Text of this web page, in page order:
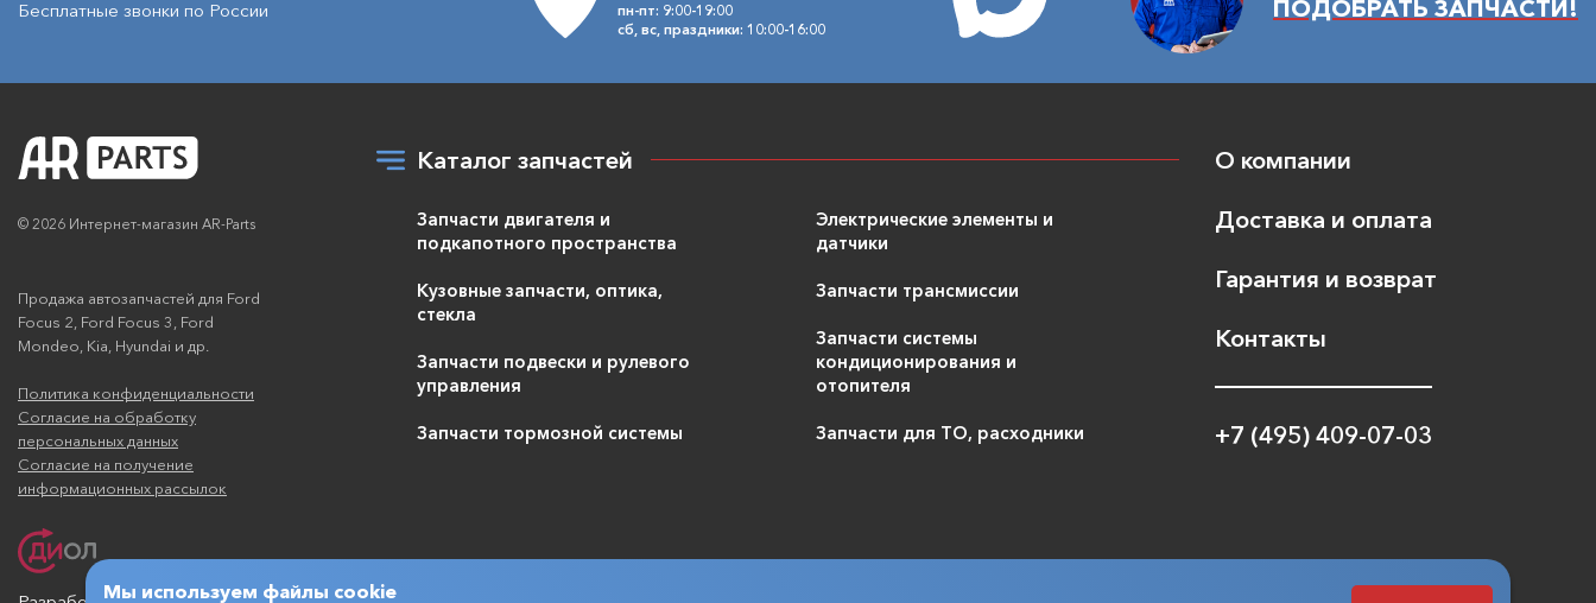
Бесплатные звонки по России
пн-пт: 9:00-19:00
сб, вс, праздники: 10:00-16:00
ПОДОБРАТЬ ЗАПЧАСТИ!
© 2026 Интернет-магазин AR-Parts
Продажа автозапчастей для Ford
Focus 2, Ford Focus 3, Ford
Mondeo, Kia, Hyundai и др.
Политика конфиденциальности
Согласие на обработку
персональных данных
Согласие на получение
информационных рассылок
Каталог запчастей
Запчасти двигателя и
подкапотного пространства
Кузовные запчасти, оптика,
стекла
Запчасти подвески и рулевого
управления
Запчасти тормозной системы
Электрические элементы и
датчики
Запчасти трансмиссии
Запчасти системы
кондиционирования и
отопителя
Запчасти для ТО, расходники
О компании
Доставка и оплата
Гарантия и возврат
Контакты
+7 (495) 409-07-03
Мы используем файлы cookie